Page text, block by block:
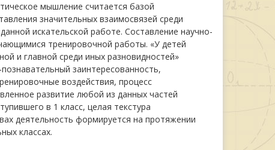
мышление считается базой
значительных взаимосвязей среди
искательской работе. Составление научно-
тренировочной работы. «У детей
и главной среди иных разновидностей»
заинтересованность,
воздействия, процесс
развитие любой из данных частей
в 1 класс, целая текстура
деятельность формируется на протяжении
классах.